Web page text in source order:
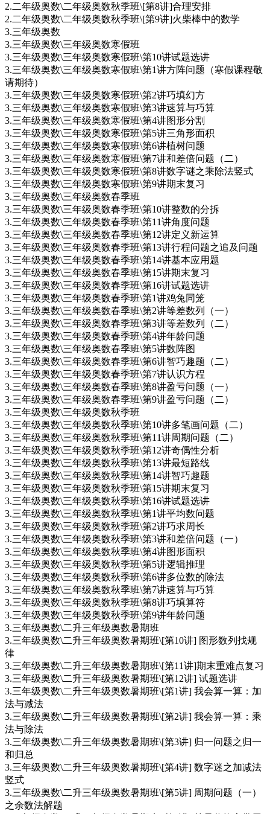
2.二年级奥数\二年级奥数秋季班\[第8讲]合理安排
2.二年级奥数\二年级奥数秋季班\[第9讲]火柴棒中的数学
3.三年级奥数
3.三年级奥数\三年级奥数寒假班
3.三年级奥数\三年级奥数寒假班\第10讲试题选讲
3.三年级奥数\三年级奥数寒假班\第1讲方阵问题（寒假课程敬
请期待）
3.三年级奥数\三年级奥数寒假班\第2讲巧填幻方
3.三年级奥数\三年级奥数寒假班\第3讲速算与巧算
3.三年级奥数\三年级奥数寒假班\第4讲图形分割
3.三年级奥数\三年级奥数寒假班\第5讲三角形面积
3.三年级奥数\三年级奥数寒假班\第6讲植树问题
3.三年级奥数\三年级奥数寒假班\第7讲和差倍问题（二）
3.三年级奥数\三年级奥数寒假班\第8讲数字谜之乘除法竖式
3.三年级奥数\三年级奥数寒假班\第9讲期末复习
3.三年级奥数\三年级奥数春季班
3.三年级奥数\三年级奥数春季班\第10讲整数的分拆
3.三年级奥数\三年级奥数春季班\第11讲角度问题
3.三年级奥数\三年级奥数春季班\第12讲定义新运算
3.三年级奥数\三年级奥数春季班\第13讲行程问题之追及问题
3.三年级奥数\三年级奥数春季班\第14讲基本应用题
3.三年级奥数\三年级奥数春季班\第15讲期末复习
3.三年级奥数\三年级奥数春季班\第16讲试题选讲
3.三年级奥数\三年级奥数春季班\第1讲鸡兔同笼
3.三年级奥数\三年级奥数春季班\第2讲等差数列（一）
3.三年级奥数\三年级奥数春季班\第3讲等差数列（二）
3.三年级奥数\三年级奥数春季班\第4讲年龄问题
3.三年级奥数\三年级奥数春季班\第5讲数阵图
3.三年级奥数\三年级奥数春季班\第6讲智巧趣题（二）
3.三年级奥数\三年级奥数春季班\第7讲认识方程
3.三年级奥数\三年级奥数春季班\第8讲盈亏问题（一）
3.三年级奥数\三年级奥数春季班\第9讲盈亏问题（二）
3.三年级奥数\三年级奥数秋季班
3.三年级奥数\三年级奥数秋季班\第10讲多笔画问题（二）
3.三年级奥数\三年级奥数秋季班\第11讲周期问题（二）
3.三年级奥数\三年级奥数秋季班\第12讲奇偶性分析
3.三年级奥数\三年级奥数秋季班\第13讲最短路线
3.三年级奥数\三年级奥数秋季班\第14讲智巧趣题
3.三年级奥数\三年级奥数秋季班\第15讲期末复习
3.三年级奥数\三年级奥数秋季班\第16讲试题选讲
3.三年级奥数\三年级奥数秋季班\第1讲平均数问题
3.三年级奥数\三年级奥数秋季班\第2讲巧求周长
3.三年级奥数\三年级奥数秋季班\第3讲和差倍问题（一）
3.三年级奥数\三年级奥数秋季班\第4讲图形面积
3.三年级奥数\三年级奥数秋季班\第5讲逻辑推理
3.三年级奥数\三年级奥数秋季班\第6讲多位数的除法
3.三年级奥数\三年级奥数秋季班\第7讲速算与巧算
3.三年级奥数\三年级奥数秋季班\第8讲巧填算符
3.三年级奥数\三年级奥数秋季班\第9讲年龄问题
3.三年级奥数\二升三年级奥数暑期班
3.三年级奥数\二升三年级奥数暑期班\[第10讲] 图形数列找规
律
3.三年级奥数\二升三年级奥数暑期班\[第11讲]期末重难点复习
3.三年级奥数\二升三年级奥数暑期班\[第12讲] 试题选讲
3.三年级奥数\二升三年级奥数暑期班\[第1讲] 我会算一算：加
法与减法
3.三年级奥数\二升三年级奥数暑期班\[第2讲] 我会算一算：乘
法与除法
3.三年级奥数\二升三年级奥数暑期班\[第3讲] 归一问题之归一
和归总
3.三年级奥数\二升三年级奥数暑期班\[第4讲] 数字迷之加减法
竖式
3.三年级奥数\二升三年级奥数暑期班\[第5讲] 周期问题（一）
之余数法解题